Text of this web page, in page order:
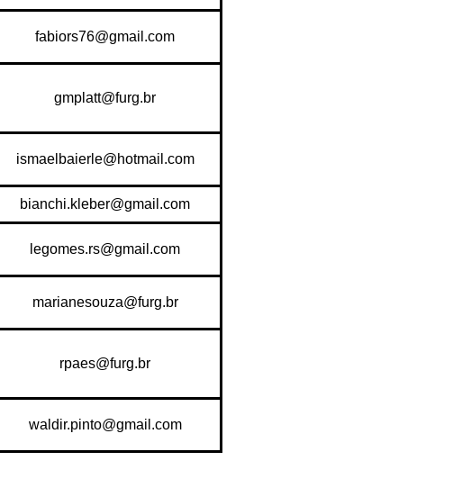
fabiors76@gmail.com
gmplatt@furg.br
ismaelbaierle@hotmail.com
bianchi.kleber@gmail.com
legomes.rs@gmail.com
marianesouza@furg.br
rpaes@furg.br
waldir.pinto@gmail.com